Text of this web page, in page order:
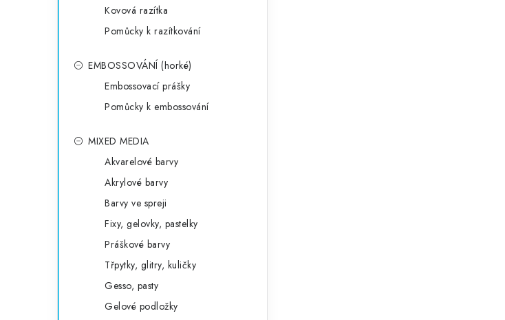
Kovová razítka
Pomůcky k razítkování
EMBOSSOVÁNÍ (horké)
Embossovací prášky
Pomůcky k embossování
MIXED MEDIA
Akvarelové barvy
Akrylové barvy
Barvy ve spreji
Fixy, gelovky, pastelky
Práškové barvy
Třpytky, glitry, kuličky
Gesso, pasty
Gelové podložky